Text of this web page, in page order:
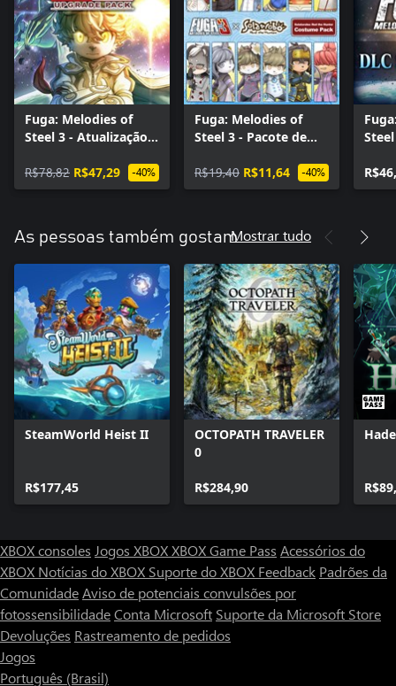
Fuga: Melodies of
Steel 3 - Atualização
R$78,82 R$47,29 -40%
Fuga: Melodies of
Steel 3 - Pacote de
Red the Hunter
R$19,40 R$11,64 -40%
As pessoas também gostamMostrar tudo
SteamWorld Heist II
R$177,45
OCTOPATH TRAVELER
0
R$284,90
XBOX consoles Jogos XBOXXBOX Game Pass Acessórios do
XBOX Notícias do XBOX Suporte do XBOX Feedback Padrões da
ComunidadeAviso de potenciais convulsões por
fotossensibilidadeConta Microsoft Suporte da Microsoft Store
Devoluções Rastreamento de pedidos
Jogos
Português (Brasil)